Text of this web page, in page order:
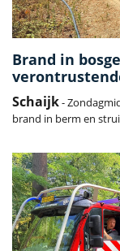
Brand in
Schaijk-
brand in berm en